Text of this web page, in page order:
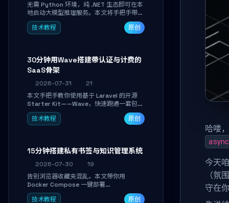
无需 Python 环境，纯 .NET 生态即可在本
地启动大模型推理服务。本文将手把手带你
下载模型、配置 GPU 加速、启动 OpenAI
兼容 API，并在 C# 业务代码中无缝调用。
技术教程 原创
30分钟用Wave搭建带认证与计费的
SaaS骨架
2026-07-31
21
本文手把手教你使用基于 Laravel 的开源
Starter Kit——Wave，快速跑通一套包含
用户认证、订阅计费、角色权限和后台管理
的完整 SaaS 骨架。附带 Stripe 测试支付
技术教程 原创
15分钟搭建私有书签与知识管理系统
2026-07-30
19
告别浏览器收藏夹混乱，本文带你用
Docker Compose 一键部署
Linkwarden。15 分钟完成私有书签系统搭
建，掌握网页快照归档、高亮批注、分类管
技术教程 原创
哈喽
今天
（氛
守在